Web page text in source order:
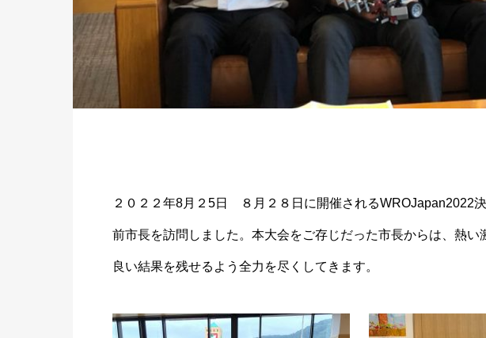
２０２２年8月２5日 ８月２８日に開催されるWROJapan2022
前市長を訪問しました。本大会をご存じだった市長からは、熱い
良い結果を残せるよう全力を尽くしてきます。